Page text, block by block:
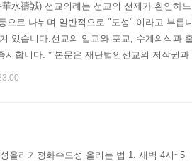
水禱誠) 선교의례는 선교의 선제가 환인하
으로 나뉘며 일반적으로 "도성" 이라고 부릅
있습니다.선교의 입교와 포교, 수계의식과
합니다. * 본문은 재단법인선교의 저작권
자 : 선교총림선림원 : 20013년 [仙敎]정기간
올리기정화수도성 올리는 법 1. 새벽 4시~5